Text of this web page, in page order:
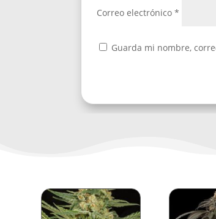
Correo electrónico *
Guarda mi nombre,